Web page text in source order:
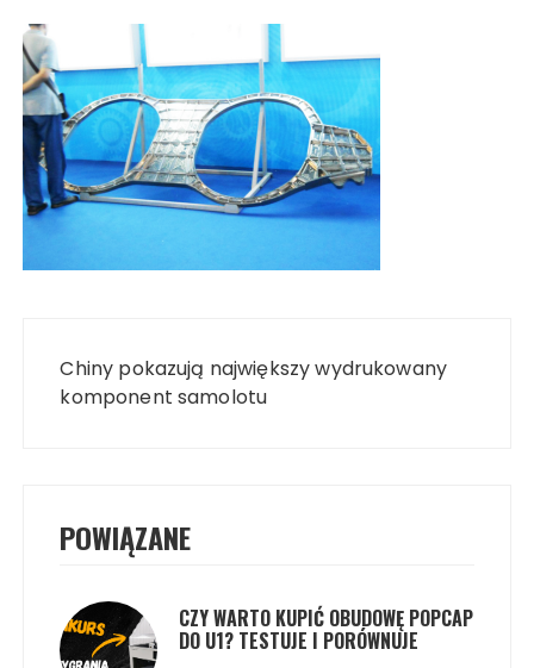
wpisu
Chiny pokazują największy wydrukowany
komponent samolotu
POWIĄZANE
CZY WARTO KUPIĆ OBUDOWĘ POPCAP
DO U1? TESTUJE I PORÓWNUJE